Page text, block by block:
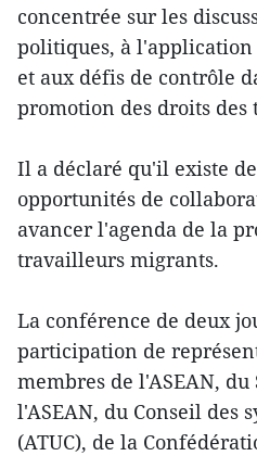
concentrée sur les
politiques, à
et aux défis de contrôle
promotion des droits
Il a déclaré qu'il existe
opportunités de
avancer l'agenda de la
travailleurs migrants.
La conférence de deux
participation de
membres de l'ASEAN, du
l'ASEAN, du Conseil des
(ATUC), de la